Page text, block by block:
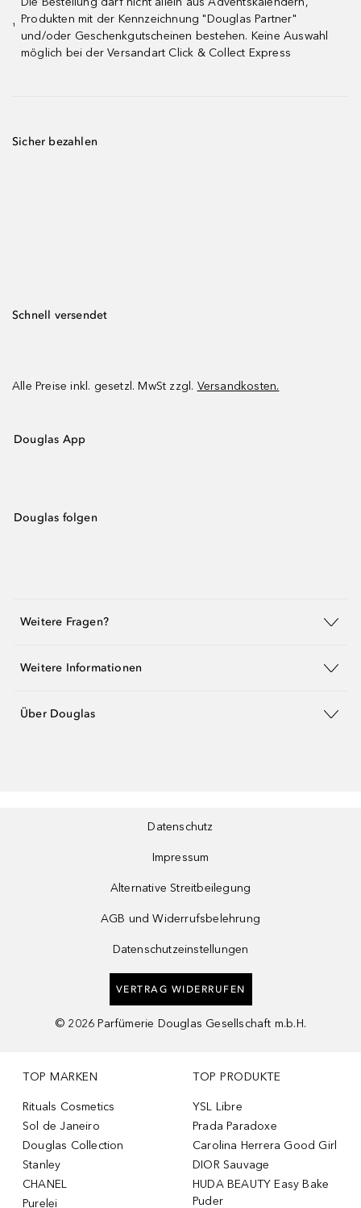
¹
Produkten mit der Kennzeichnung "Douglas Partner"
und/oder Geschenkgutscheinen bestehen. Keine Auswahl
möglich bei der Versandart Click & Collect Express
Sicher bezahlen
Schnell versendet
Alle Preise inkl. gesetzl. MwSt zzgl. Versandkosten.
Douglas App
Douglas folgen
Weitere Fragen?
Weitere Informationen
Über Douglas
Datenschutz
Impressum
Alternative Streitbeilegung
AGB und Widerrufsbelehrung
Datenschutzeinstellungen
VERTRAG WIDERRUFEN
© 2026 Parfümerie Douglas Gesellschaft m.b.H.
TOP MARKEN
Rituals Cosmetics
Sol de Janeiro
Douglas Collection
Stanley
CHANEL
Purelei
TOP PRODUKTE
YSL Libre
Prada Paradoxe
Carolina Herrera Good Girl
DIOR Sauvage
HUDA BEAUTY Easy Bake
Puder